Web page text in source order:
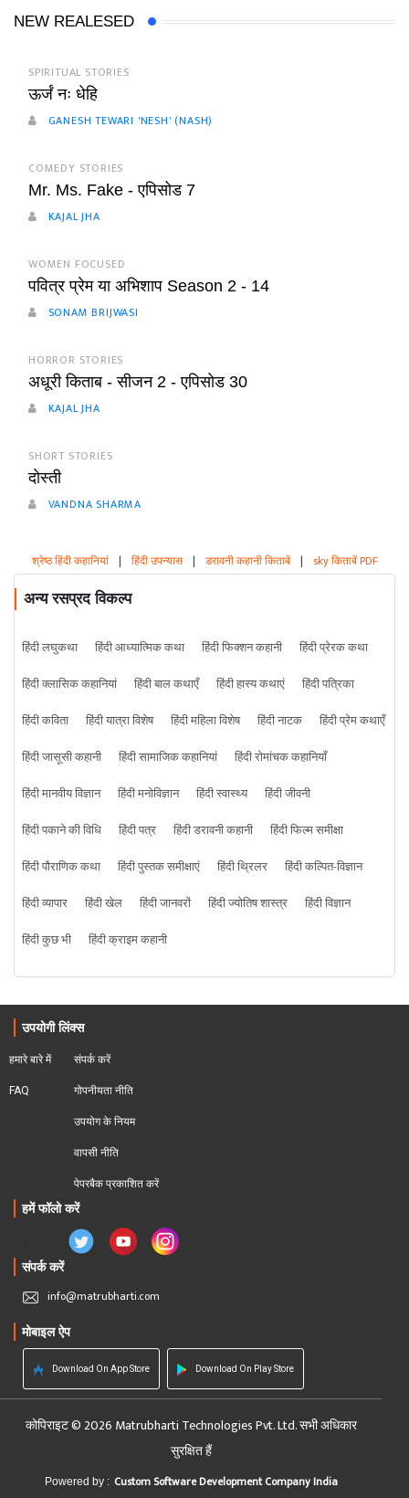
NEW REALESED
SPIRITUAL STORIES
ऊर्जं नः धेहि
GANESH TEWARI 'NESH' (NASH)
COMEDY STORIES
Mr. Ms. Fake - एपिसोड 7
KAJAL JHA
WOMEN FOCUSED
पवित्र प्रेम या अभिशाप Season 2 - 14
SONAM BRIJWASI
HORROR STORIES
अधूरी किताब - सीजन 2 - एपिसोड 30
KAJAL JHA
SHORT STORIES
दोस्ती
VANDNA SHARMA
श्रेष्ठ हिंदी कहानियां | हिंदी उपन्यास | डरावनी कहानी किताबें | sky किताबें PDF
अन्य रसप्रद विकल्प
हिंदी लघुकथा हिंदी आध्यात्मिक कथा हिंदी फिक्शन कहानी
हिंदी प्रेरक कथा
हिंदी क्लासिक कहानियां
हिंदी बाल कथाएँ हिंदी हास्य कथाएं
हिंदी पत्रिका
हिंदी कविता
हिंदी यात्रा विशेष हिंदी महिला विशेष हिंदी नाटक
हिंदी प्रेम कथाएँ
हिंदी जासूसी कहानी
हिंदी सामाजिक कहानियां
हिंदी रोमांचक कहानियाँ
हिंदी मानवीय विज्ञान
हिंदी मनोविज्ञान हिंदी स्वास्थ्य
हिंदी जीवनी
हिंदी पकाने की विधि
हिंदी पत्र हिंदी डरावनी कहानी
हिंदी फिल्म समीक्षा
हिंदी पौराणिक कथा
हिंदी पुस्तक समीक्षाएं हिंदी थ्रिलर
हिंदी कल्पित-विज्ञान
हिंदी व्यापार
हिंदी खेल हिंदी जानवरों हिंदी ज्योतिष शास्त्र
हिंदी विज्ञान
हिंदी कुछ भी
हिंदी क्राइम कहानी
उपयोगी लिंक्स
हमारे बारे में
FAQ
संपर्क करें
गोपनीयता नीति
उपयोग के नियम
वापसी नीति
पेपरबैक प्रकाशित करें
हमें फॉलो करें
संपर्क करें
info@matrubharti.com
मोबाइल ऐप
Download On App Store Download On Play Store
कोपिराइट © 2026 Matrubharti Technologies Pvt. Ltd. सभी अधिकार
सुरक्षित हैं
Powered by : Custom Software Development Company India